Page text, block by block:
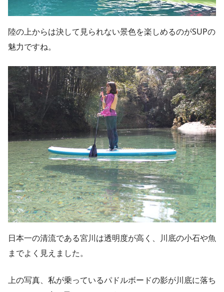
陸の上からは決して見られない景色を楽しめるのがSUPの
魅力ですね。
日本一の清流である宮川は透明度が高く、川底の小石や魚
までよく見えました。
上の写真、私が乗っているパドルボードの影が川底に落ち